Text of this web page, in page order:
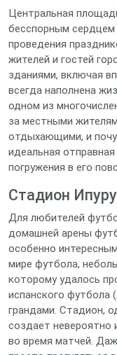
Центральная
бесспорным сердцем
проведения
жителей и гостей
зданиями, включая
всегда наполнена
одном из
за местными
отдыхающими, и
идеальная
погружения в его
Стадион
Для любителей
домашней арены
особенно
мире футбола,
которому удалось
испанского футбола
грандами. Стадион,
создает
во время матчей.